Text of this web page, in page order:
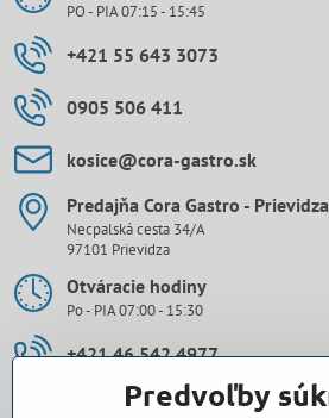
PO - PIA 07:15 - 15:45
+421 55 643 3073
0905 506 411
kosice​@cora-gastro​.sk
Predajňa Cora Gastro - Prievidza
Necpalská cesta 34/A
97101 Prievidza
Otváracie hodiny
Po - PIA 07:00 - 15:30
+421 46 542 4977
0907 971 896
Predvoľby